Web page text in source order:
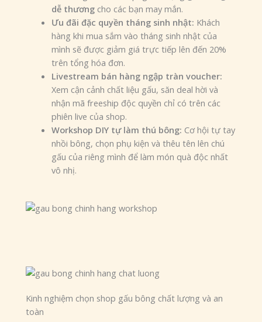
dễ thương cho các bạn may mắn.
Ưu đãi đặc quyền tháng sinh nhật: Khách
hàng khi mua sắm vào tháng sinh nhật của
mình sẽ được giảm giá trực tiếp lên đến 20%
trên tổng hóa đơn.
Livestream bán hàng ngập tràn voucher:
Xem cận cảnh chất liệu gấu, săn deal hời và
nhận mã freeship độc quyền chỉ có trên các
phiên live của shop.
Workshop DIY tự làm thú bông: Cơ hội tự tay
nhồi bông, chọn phụ kiện và thêu tên lên chú
gấu của riêng mình để làm món quà độc nhất
vô nhị.
Kinh nghiệm chọn shop gấu bông chất lượng và an
toàn